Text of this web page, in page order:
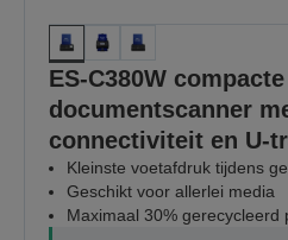
ES-C380W
documentscanner
connectiviteit en U-
Kleinste voetafdruk tijdens
Geschikt voor allerlei media
Maximaal 30% gerecycleerd